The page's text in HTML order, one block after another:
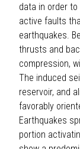
data in order
active faults
earthquakes.
thrusts and
compression,
The induced
reservoir, and
favorably
Earthquakes
portion